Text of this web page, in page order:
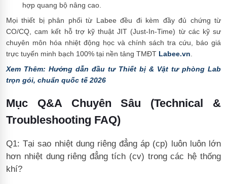
hợp quang bộ nâng cao.
Mọi thiết bị phân phối từ Labee đều đi kèm đầy đủ chứng từ
CO/CQ, cam kết hỗ trợ kỹ thuật JIT (Just-In-Time) từ các kỹ sư
chuyên môn hóa nhiệt động học và chính sách tra cứu, báo giá
trực tuyến minh bạch 100% tại nền tảng TMĐT Labee.vn
Xem Thêm: Hướng dẫn đầu tư Thiết bị & Vật tư phòng Lab
trọn gói, chuẩn quốc tế 2026
Mục Q&A Chuyên Sâu (Technical &
Troubleshooting FAQ)
Q1: Tại sao nhiệt dung riêng đẳng áp (cp) luôn luôn lớn
hơn nhiệt dung riêng đẳng tích (cv) trong các hệ thống
khí?